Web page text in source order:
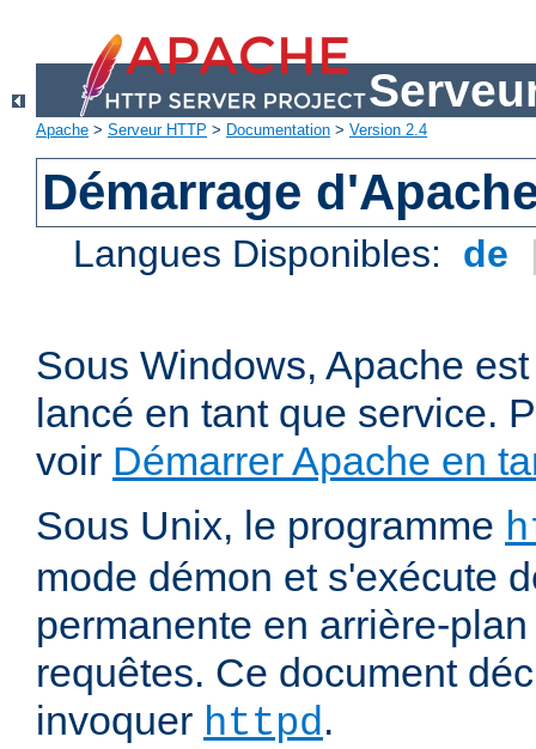
Apache > Serveur HTTP > Documentation > Version 2.4
Démarrage
Langues Disponibles: de
Sous Windows, Apache
lancé en tant que service.
voir Démarrer Apache en
Sous Unix, le programme
mode démon et s'exécute
permanente en arrière-
requêtes. Ce document
invoquer httpd.